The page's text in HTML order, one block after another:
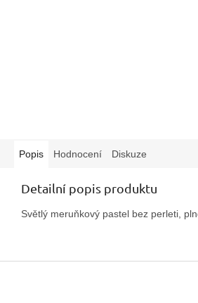
Popis Hodnocení Diskuze
Detailní popis produktu
Světlý meruňkový pastel bez perleti,
Z